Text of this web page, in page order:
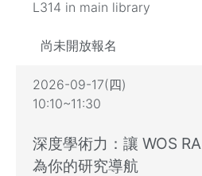
L314 in main library
尚未開放報名
2026-09-17(四)
10:10~11:30
深度學術力：讓 WOS
為你的研究導航